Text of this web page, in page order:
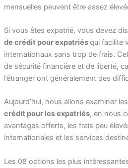
mensuelles peuvent être assez
Si vous êtes expatrié, vous devez
de crédit pour expatriésqui facilite
internationaux sans trop de frais.
de sécurité financière et de liberté,
l’étranger ont généralement des
Aujourd’hui, nous allons examiner les
crédit pour les expatriés, en nous
avantages offerts, les frais peu
internationales et les services
Les 08 options les plus